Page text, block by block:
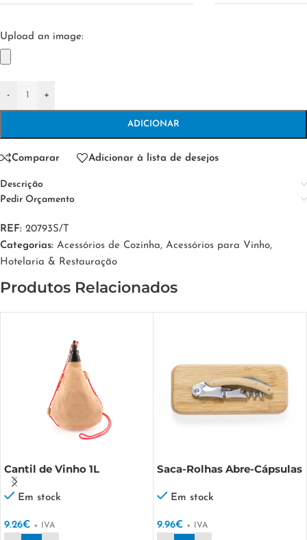
Upload an image:
- +
ADICIONAR
Comparar Adicionar à lista de desejos
Descrição
Pedir Orçamento
REF: 20793S/T
Categorias: Acessórios de Cozinha, Acessórios para Vinho,
Hotelaria & Restauração
Produtos Relacionados
Cantil de Vinho 1L
Em stock
9.26€ + IVA
Saca-Rolhas Abre-Cápsulas
Em stock
9.96€ + IVA